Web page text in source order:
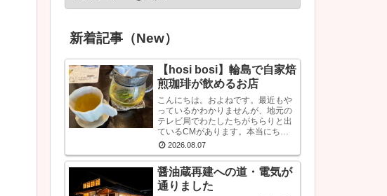
新着記事（New）
【hosi bosi】輪島で自家焙
煎珈琲が飲めるお店
こんにちは。およねです。最近もや
っているかわかりませんが、地元の
テレビ局でわたしたちがちらりと出
ているCMがあります。本当にちら
りです。で、あのCMなに？？と思
われている方もいるかもしれません
が、あれは『石川県信用保証協会』
という、中小企業...
2026.08.07
醤油蔵再建への道・電気が
通りました